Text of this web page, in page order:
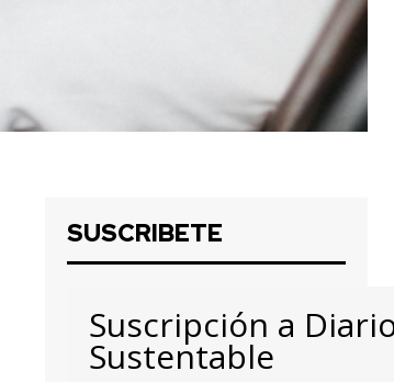
SUSCRIBETE
Suscripción a
Sustentable